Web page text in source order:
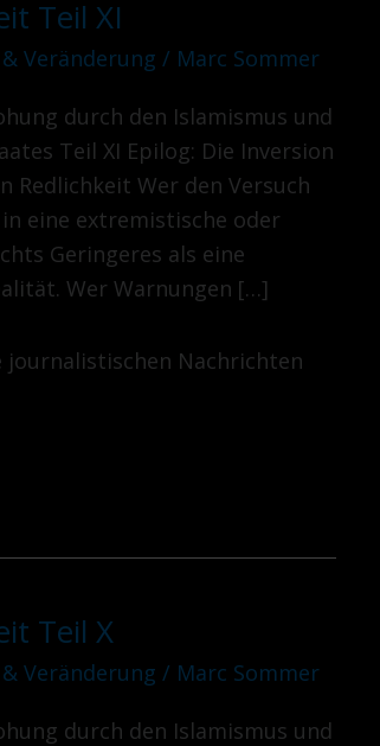
Teil XI
Veränderung / Marc Sommer
durch den Islamismus und
Teil XI Epilog: Die Inversion
Redlichkeit Wer den Versuch
eine extremistische oder
Geringeres als eine
Wer Warnungen […]
Nachrichten
Teil X
Veränderung / Marc Sommer
durch den Islamismus und